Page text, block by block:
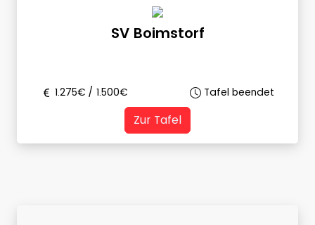
SV Boimstorf
1.275€ / 1.500€ Tafel beendet
Zur Tafel